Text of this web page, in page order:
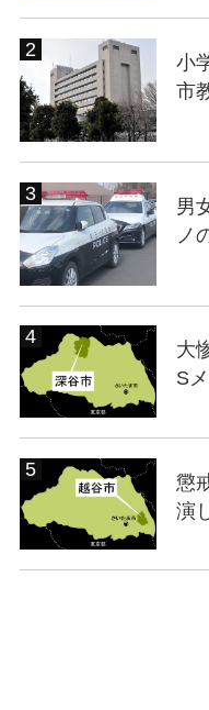
小
市
男
ノ
大
S
懲
演